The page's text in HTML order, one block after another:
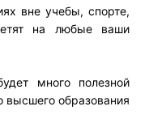
вне учебы, спорте,
на любые ваши
много полезной
высшего образования